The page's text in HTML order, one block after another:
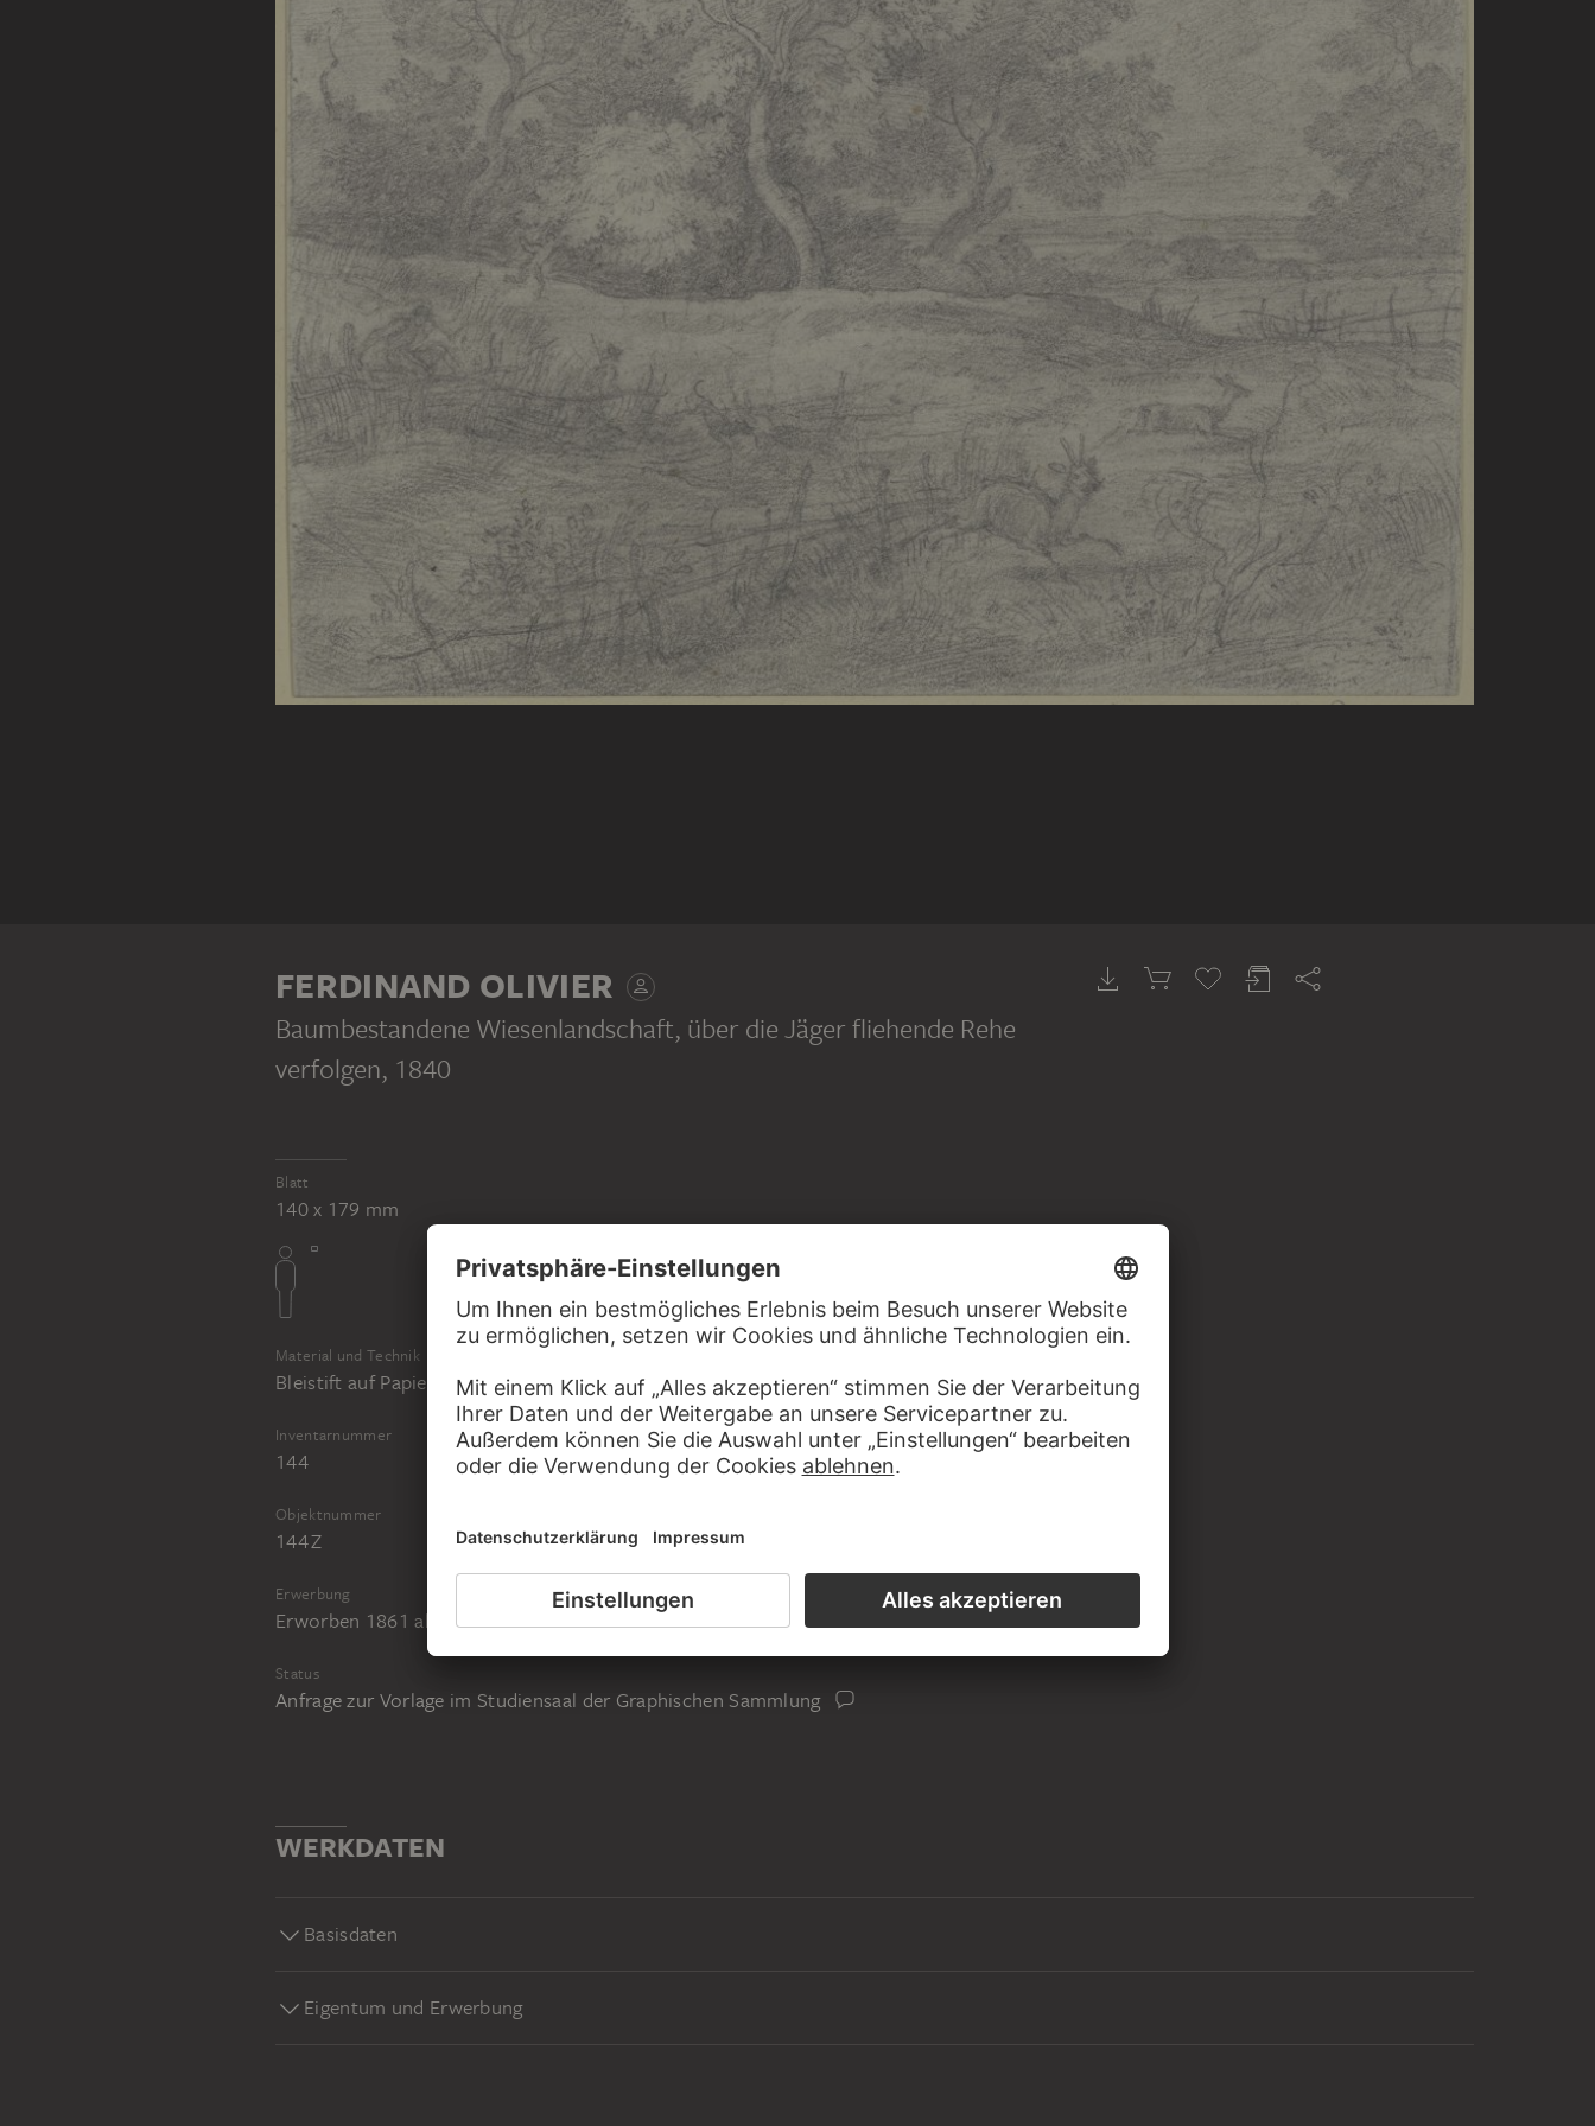
FERDINAND OLIVIER
Baumbestandene Wiesenlandschaft, über die Jäger fliehende Rehe
verfolgen, 1840
Blatt
140 x 179 mm
Material und Technik
Bleistift auf Papier
Inventarnummer
144
Objektnummer
144 Z
Erwerbung
Erworben 1861 als Vermächtnis von Johann David Passavant
Status
Anfrage zur Vorlage im Studiensaal der Graphischen Sammlung
WERKDATEN
Basisdaten
Eigentum und Erwerbung